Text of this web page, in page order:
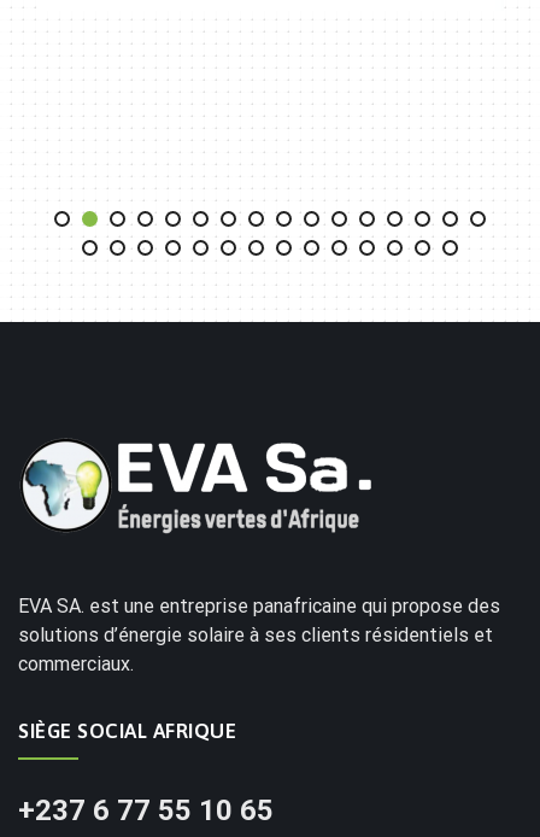
EVA SA. est une entreprise panafricaine qui propose des
solutions d’énergie solaire à ses clients résidentiels et
commerciaux.
SIÈGE SOCIAL AFRIQUE
+237 6 77 55 10 65